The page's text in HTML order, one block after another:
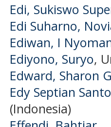
Edi, Sukiswo
Edi Suharno,
Ediwan, I
Ediyono, Suryo,
Edward, Sharon
Edy Septian
(Indonesia)